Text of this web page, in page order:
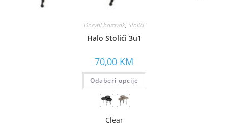
Dnevni boravak, Stolići
Halo Stolići 3u1
70,00 KM
Odaberi opcije
Clear